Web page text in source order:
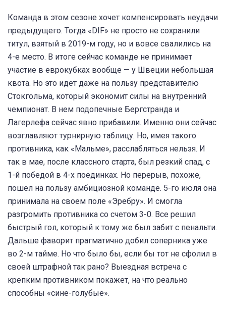
Команда в этом сезоне хочет компенсировать неудачи
предыдущего. Тогда «DIF» не просто не сохранили
титул, взятый в 2019-м году, но и вовсе свалились на
4-е место. В итоге сейчас команде не принимает
участие в еврокубках вообще — у Швеции небольшая
квота. Но это идет даже на пользу представителю
Стокгольма, который экономит силы на внутренний
чемпионат. В нем подопечные Бергстранда и
Лагерлефа сейчас явно прибавили. Именно они сейчас
возглавляют турнирную таблицу. Но, имея такого
противника, как «Мальме», расслабляться нельзя. И
так в мае, после классного старта, был резкий спад, с
1-й победой в 4-х поединках. Но перерыв, похоже,
пошел на пользу амбициозной команде. 5-го июля она
принимала на своем поле «Эребру». И смогла
разгромить противника со счетом 3-0. Все решил
быстрый гол, который к тому же был забит с пенальти.
Дальше фаворит прагматично добил соперника уже
во 2-м тайме. Но что было бы, если бы тот не сфолил в
своей штрафной так рано? Выездная встреча с
крепким противником покажет, на что реально
способны «сине-голубые».